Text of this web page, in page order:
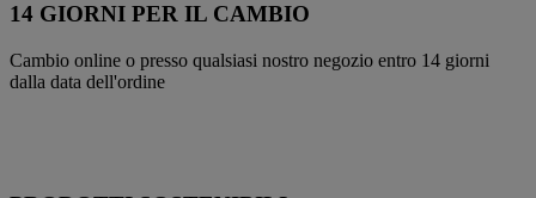
14 GIORNI PER IL CAMBIO
Cambio online o presso qualsiasi nostro negozio entro 14 giorni
dalla data dell'ordine